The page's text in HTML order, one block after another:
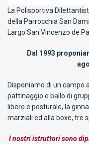
La Polisportiva
della Parrocchia San
Largo San Vincenzo de
Dal 1993
Disponiamo di un campo
pattinaggio e ballo di
libero e posturale, la
marziali ed alla boxe, tre
I nostri istruttori sono